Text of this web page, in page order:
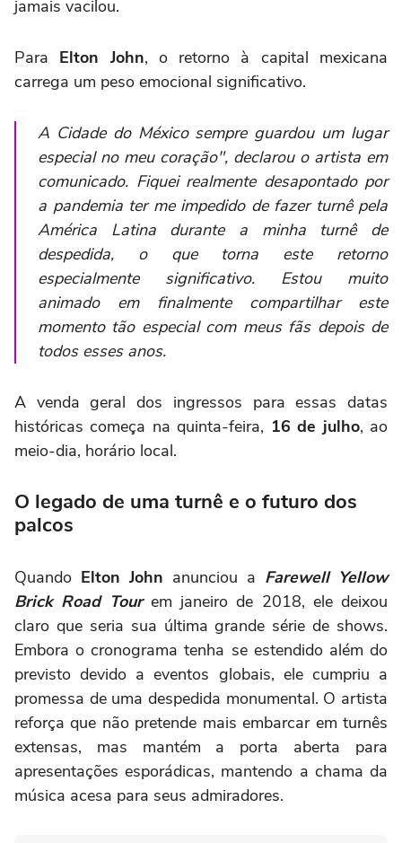
jamais vacilou.
Para Elton John, o retorno à capital mexicana
carrega um peso emocional significativo.
A Cidade do México sempre guardou um lugar
especial no meu coração", declarou o artista em
comunicado. Fiquei realmente desapontado por
a pandemia ter me impedido de fazer turnê pela
América Latina durante a minha turnê de
despedida, o que torna este retorno
especialmente significativo. Estou muito
animado em finalmente compartilhar este
momento tão especial com meus fãs depois de
todos esses anos.
A venda geral dos ingressos para essas datas
históricas começa na quinta-feira, 16 de julho, ao
meio-dia, horário local.
O legado de uma turnê e o futuro dos
palcos
Quando Elton John anunciou a Farewell Yellow
Brick Road Tourem janeiro de 2018, ele deixou
claro que seria sua última grande série de shows.
Embora o cronograma tenha se estendido além do
previsto devido a eventos globais, ele cumpriu a
promessa de uma despedida monumental. O artista
reforça que não pretende mais embarcar em turnês
extensas, mas mantém a porta aberta para
apresentações esporádicas, mantendo a chama da
música acesa para seus admiradores.